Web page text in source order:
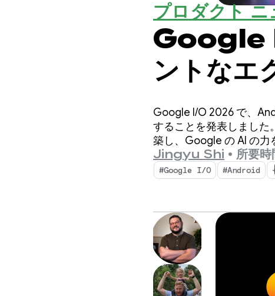
プロダクト ニ
Google
ントなエ
ための
なアップ
Google I/O 2026 で、
することを発表しました
築し、Google の AI の力
Jingyu Shi • 所要
#Google I/O #Android